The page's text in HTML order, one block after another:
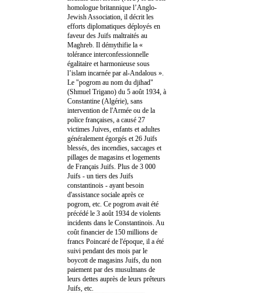
homologue britannique l’Anglo-
Jewish Association, il décrit les
efforts diplomatiques déployés en
faveur des Juifs maltraités au
Maghreb. Il démythifie la «
tolérance interconfessionnelle
égalitaire et harmonieuse sous
l’islam incarnée par al-Andalous ».
Le "pogrom au nom du djihad"
(Shmuel Trigano) du 5 août 1934, à
Constantine (Algérie), sans
intervention de l'Armée ou de la
police françaises, a causé 27
victimes Juives, enfants et adultes
généralement égorgés et 26 Juifs
blessés, des incendies, saccages et
pillages de magasins et logements
de Français Juifs. Plus de 3 000
Juifs - un tiers des Juifs
constantinois - ayant besoin
d'assistance sociale après ce
pogrom, etc. Ce pogrom avait été
précédé le 3 août 1934 de violents
incidents dans le Constantinois. Au
coût financier de 150 millions de
francs Poincaré de l'époque, il a été
suivi pendant des mois par le
boycott de magasins Juifs, du non
paiement par des musulmans de
leurs dettes auprès de leurs prêteurs
Juifs, etc.